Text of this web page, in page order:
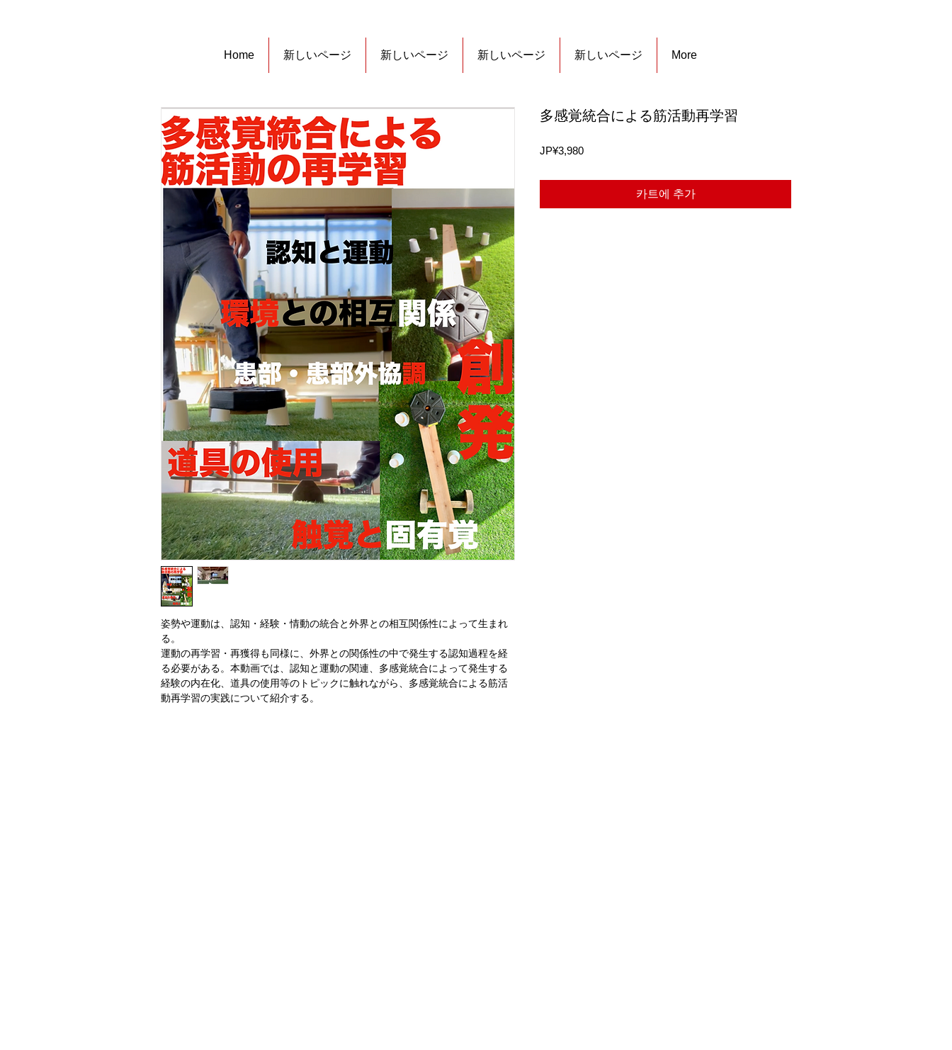
Home 新しいページ 新しいページ 新しいページ 新しいページ More
姿勢や運動は、認知・経験・情動の統合と外界との相互関係性によって生まれ
る。
運動の再学習・再獲得も同様に、外界との関係性の中で発生する認知過程を経
る必要がある。本動画では、認知と運動の関連、多感覚統合によって発生する
経験の内在化、道具の使用等のトピックに触れながら、多感覚統合による筋活
動再学習の実践について紹介する。
多感覚統合による筋活動再学習
JP¥3,980가
카트에 추가